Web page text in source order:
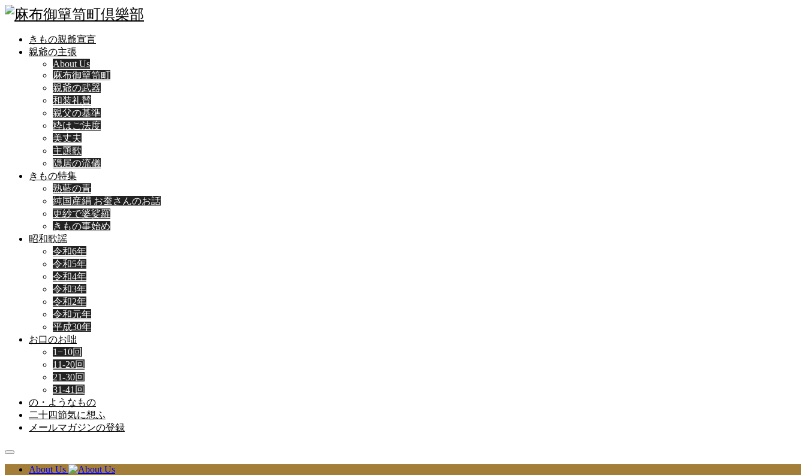
きもの親爺宣言
親爺の主張
About Us
麻布御簞笥町
親爺の武器
和装礼賛
親父の基準
粋はご法度
美丈夫
主題歌
隠居の流儀
きもの特集
熟藍の青
純国産絹 お蚕さんのお話
更紗で婆娑羅
きもの事始め
昭和歌謡
令和6年
令和5年
令和4年
令和3年
令和2年
令和元年
平成30年
お口のお咄
1−10回
11-20回
21-30回
31-41回
の・ようなもの
二十四節気に想ふ
メールマガジンの登録
About Us